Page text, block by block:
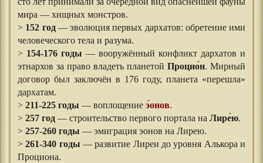
мира — хищных монстров.
> 152 год— эволюция первых дархатов: обретение ими
человеческого тела и разума.
> 154-176 годы — вооружённый конфликт дархатов и
этнархов за право владеть планетой Процио́н. Мирный
договор был заключён в 176 году, планета «перешла»
дархатам.
> 211-225 годы — воплощение э́онов.
> 257 год — строительство первого портала на Лире́ю.
> 257-260 годы — эмиграция эонов на Лирею.
>261-340 годы — развитие Лиреи до уровня Алькора и
Проциона.